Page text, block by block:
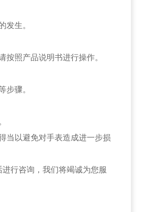
发生。
照产品说明书进行操作。
步骤。
当以避免对手表造成进一步损
行咨询，我们将竭诚为您服